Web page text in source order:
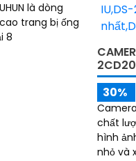
là dòng
trang bị ống
8
30%
chất
hình
nhỏ và